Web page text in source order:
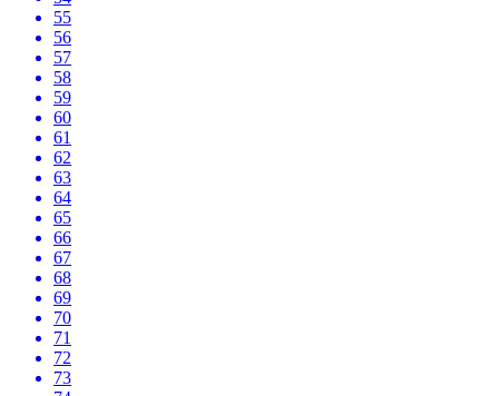
55
56
57
58
59
60
61
62
63
64
65
66
67
68
69
70
71
72
73